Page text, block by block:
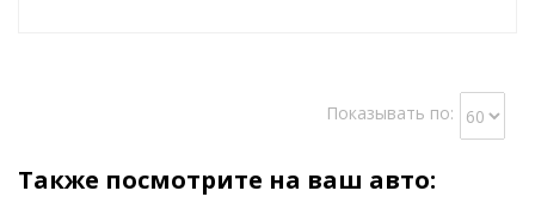
Показывать по:
Также посмотрите на ваш авто: